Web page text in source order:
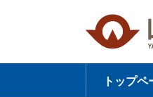
の
ー
トップペ